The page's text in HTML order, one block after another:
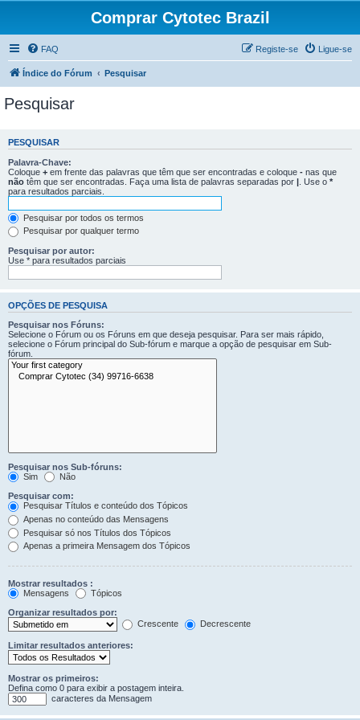
Comprar Cytotec Brazil
FAQ Ligue-se
Registe-se
Índice do Fórum Pesquisar
Pesquisar
PESQUISAR
Palavra-Chave:
Coloque + em frente das palavras que têm que ser encontradas e coloque - nas que
não têm que ser encontradas. Faça uma lista de palavras separadas por | . Use o *
para resultados parciais.
Pesquisar por todos os termos
Pesquisar por qualquer termo
Pesquisar por autor:
Use * para resultados parciais
OPÇÕES DE PESQUISA
Pesquisar nos Fóruns:
Selecione o Fórum ou os Fóruns em que deseja pesquisar. Para ser mais rápido,
selecione o Fórum principal do Sub-fórum e marque a opção de pesquisar em Sub-
fórum.
Pesquisar nos Sub-fóruns:
Sim
Não
Pesquisar com:
Pesquisar Títulos e conteúdo dos Tópicos
Apenas no conteúdo das Mensagens
Pesquisar só nos Títulos dos Tópicos
Apenas a primeira Mensagem dos Tópicos
Mostrar resultados :
Mensagens
Tópicos
Organizar resultados por:
Crescente
Decrescente
Limitar resultados anteriores:
Mostrar os primeiros:
Defina como 0 para exibir a postagem inteira.
caracteres da Mensagem